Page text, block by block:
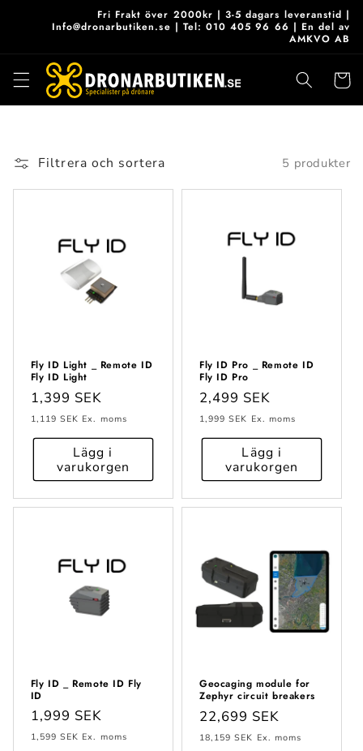
Fri Frakt över 2000kr | 3-5 dagars leveranstid |
Info@dronarbutiken.se | Tel: 010 405 96 66 | En del av
AMKVO AB
Filtrera och sortera 5 produkter
Fly ID Light _ Remote ID
Fly ID Light
Ordinarie
pris
1,399 SEK
1,119 SEK Ex. moms
Lägg i
varukorgen
Fly ID Pro _ Remote ID
Fly ID Pro
Ordinarie
pris
2,499 SEK
1,999 SEK Ex. moms
Lägg i
varukorgen
Fly ID _ Remote ID Fly
ID
Ordinarie
pris
1,999 SEK
1,599 SEK Ex. moms
Geocaging module for
Zephyr circuit breakers
Ordinarie
pris
22,699 SEK
18,159 SEK Ex. moms